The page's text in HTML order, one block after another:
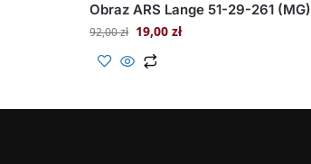
Obraz ARS Lange 51-29-261 (MG)
92,00zł 19,00zł